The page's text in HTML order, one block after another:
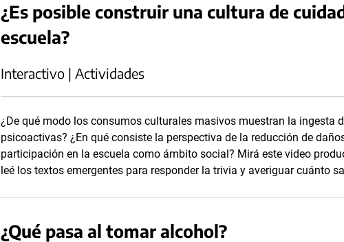
¿Es posible construir una cultura de
escuela?
Interactivo | Actividades
¿De qué modo los consumos culturales masivos muestran la ingesta
psicoactivas? ¿En qué consiste la perspectiva de la reducción de
participación en la escuela como ámbito social? Mirá este video
leé los textos emergentes para responder la trivia y averiguar cuánto
¿Qué pasa al tomar alcohol?